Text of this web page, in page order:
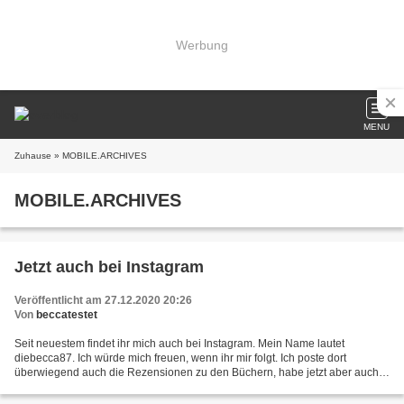
Werbung
MENU
Zuhause » MOBILE.ARCHIVES
MOBILE.ARCHIVES
Jetzt auch bei Instagram
Veröffentlicht am 27.12.2020 20:26
Von beccatestet
Seit neuestem findet ihr mich auch bei Instagram. Mein Name lautet
diebecca87. Ich würde mich freuen, wenn ihr mir folgt. Ich poste dort
überwiegend auch die Rezensionen zu den Büchern, habe jetzt aber auch